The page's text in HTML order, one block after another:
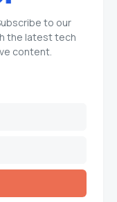
to our
the latest tech
content.